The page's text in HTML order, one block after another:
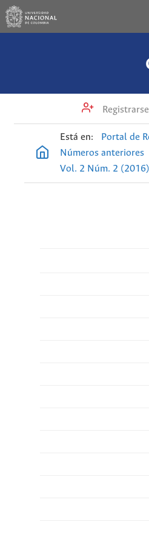
Registrarse
Está en: Portal de
Números anteriores
Vol. 2 Núm. 2